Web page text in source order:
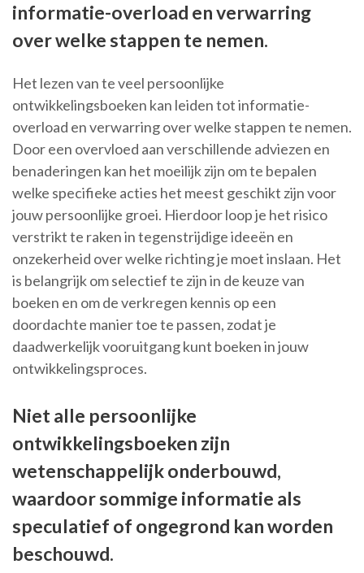
informatie-overload en verwarring
over welke stappen te nemen.
Het lezen van te veel persoonlijke
ontwikkelingsboeken kan leiden tot informatie-
overload en verwarring over welke stappen te nemen.
Door een overvloed aan verschillende adviezen en
benaderingen kan het moeilijk zijn om te bepalen
welke specifieke acties het meest geschikt zijn voor
jouw persoonlijke groei. Hierdoor loop je het risico
verstrikt te raken in tegenstrijdige ideeën en
onzekerheid over welke richting je moet inslaan. Het
is belangrijk om selectief te zijn in de keuze van
boeken en om de verkregen kennis op een
doordachte manier toe te passen, zodat je
daadwerkelijk vooruitgang kunt boeken in jouw
ontwikkelingsproces.
Niet alle persoonlijke
ontwikkelingsboeken zijn
wetenschappelijk onderbouwd,
waardoor sommige informatie als
speculatief of ongegrond kan worden
beschouwd.